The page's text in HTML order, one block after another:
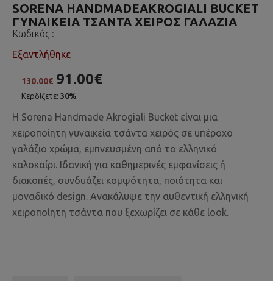
SORENA HANDMADEAKROGIALI BUCKET
ΓΥΝΑΙΚΕΊΑ ΤΣΆΝΤΑ ΧΕΙΡΌΣ ΓΑΛΆΖΙΑ
Κωδικός :
Εξαντλήθηκε
130.00€ 91.00€
Κερδίζετε: 30%
Η Sorena Handmade Akrogiali Bucket είναι μια
χειροποίητη γυναικεία τσάντα χειρός σε υπέροχο
γαλάζιο χρώμα, εμπνευσμένη από το ελληνικό
καλοκαίρι. Ιδανική για καθημερινές εμφανίσεις ή
διακοπές, συνδυάζει κομψότητα, ποιότητα και
μοναδικό design. Ανακάλυψε την αυθεντική ελληνική
χειροποίητη τσάντα που ξεχωρίζει σε κάθε look.